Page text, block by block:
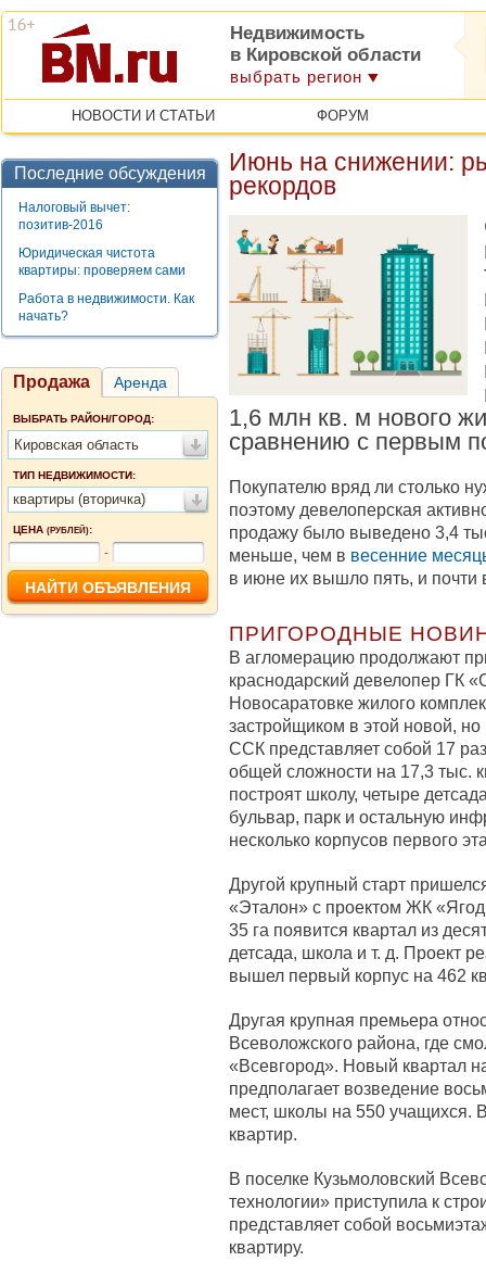
Недвижимость
в Кировской области
выбрать регион
НОВОСТИ И СТАТЬИ ФОРУМ
Последние обсуждения
Налоговый вычет:
позитив-2016
Юридическая чистота
квартиры: проверяем сами
Работа в недвижимости. Как
начать?
Продажа Аренда
ВЫБРАТЬ РАЙОН/ГОРОД:
Кировская область
ТИП НЕДВИЖИМОСТИ:
квартиры (вторичка)
ЦЕНА (РУБЛЕЙ):
-
Июнь на снижении:
рекордов
1,6 млн кв. м нового
сравнению с первым
Покупателю вряд ли столько
поэтому девелоперская
продажу было выведено 3,4
меньше, чем в весенние
в июне их вышло пять, и почти
ПРИГОРОДНЫЕ
В агломерацию продолжают
краснодарский девелопер ГК
Новосаратовке жилого
застройщиком в этой новой,
ССК представляет собой 17
общей сложности на 17,3 тыс.
построят школу, четыре
бульвар, парк и остальную
несколько корпусов первого
Другой крупный старт
«Эталон» с проектом ЖК
35 га появится квартал из
детсада, школа и т. д. Проект
вышел первый корпус на 462
Другая крупная премьера
Всеволожского района, где
«Всевгород». Новый квартал
предполагает возведение
мест, школы на 550 учащихся.
квартир.
В поселке Кузьмоловский
технологии» приступила к
представляет собой
квартиру.